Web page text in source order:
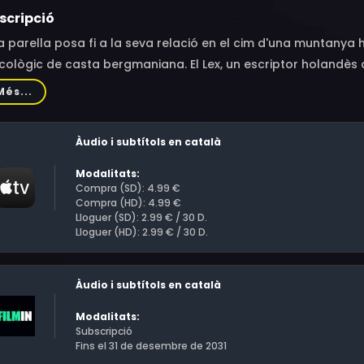
parella posa fi a la seva relació en el cim d'una
de casta bergmaniana. El Lex, un escriptor
de superar la seva separació amb la Hannah des que el
un gest simbòlic i li demana a la Hannah que l'acompanyi
Àudio i subtítols en català
Modalitats:
Compra (SD): 4.99 €
Compra (HD): 4.99 €
Lloguer (SD): 2.99 € / 30 D.
Lloguer (HD): 2.99 € / 30 D.
Àudio i subtítols en català
Modalitats:
Subscripció
Fins el 31 de desembre de 2031